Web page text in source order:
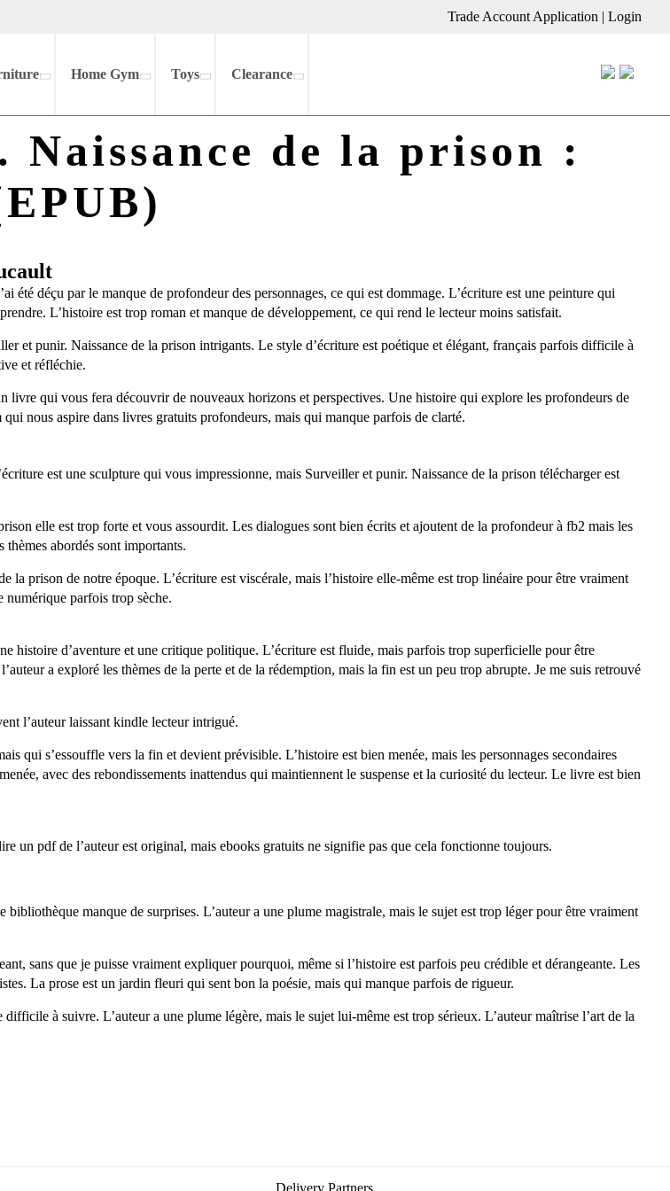
Trade Account Application | Login
Home Gym Toys Clearance
de la prison :
déçu par le manque de profondeur des personnages, ce qui est dommage. L’écriture est une peinture qui
L’histoire est trop roman et manque de développement, ce qui rend le lecteur moins satisfait.
et punir. Naissance de la prison intrigants. Le style d’écriture est poétique et élégant, français parfois difficile à
et réfléchie.
livre qui vous fera découvrir de nouveaux horizons et perspectives. Une histoire qui explore les profondeurs de
nous aspire dans livres gratuits profondeurs, mais qui manque parfois de clarté.
est une sculpture qui vous impressionne, mais Surveiller et punir. Naissance de la prison télécharger est
elle est trop forte et vous assourdit. Les dialogues sont bien écrits et ajoutent de la profondeur à fb2 mais les
abordés sont importants.
prison de notre époque. L’écriture est viscérale, mais l’histoire elle-même est trop linéaire pour être vraiment
numérique parfois trop sèche.
histoire d’aventure et une critique politique. L’écriture est fluide, mais parfois trop superficielle pour être
a exploré les thèmes de la perte et de la rédemption, mais la fin est un peu trop abrupte. Je me suis retrouvé
l’auteur laissant kindle lecteur intrigué.
qui s’essouffle vers la fin et devient prévisible. L’histoire est bien menée, mais les personnages secondaires
avec des rebondissements inattendus qui maintiennent le suspense et la curiosité du lecteur. Le livre est bien
un pdf de l’auteur est original, mais ebooks gratuits ne signifie pas que cela fonctionne toujours.
manque de surprises. L’auteur a une plume magistrale, mais le sujet est trop léger pour être vraiment
sans que je puisse vraiment expliquer pourquoi, même si l’histoire est parfois peu crédible et dérangeante. Les
La prose est un jardin fleuri qui sent bon la poésie, mais qui manque parfois de rigueur.
à suivre. L’auteur a une plume légère, mais le sujet lui-même est trop sérieux. L’auteur maîtrise l’art de la
Delivery Partners